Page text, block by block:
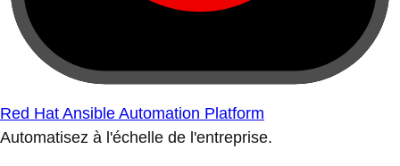
Red Hat Ansible Automation Platform
Automatisez à l'échelle de l'entreprise.